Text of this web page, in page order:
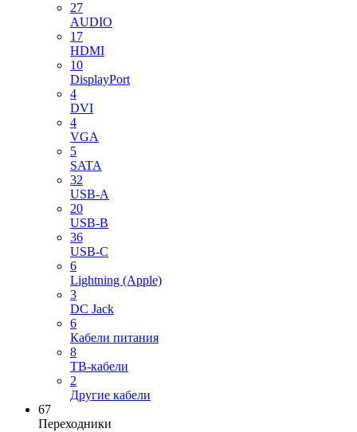
27
AUDIO
17
HDMI
10
DisplayPort
4
DVI
4
VGA
5
SATA
32
USB-A
20
USB-B
36
USB-C
6
Lightning (Apple)
3
DC Jack
6
Кабели питания
8
ТВ-кабели
2
Другие кабели
67
Переходники